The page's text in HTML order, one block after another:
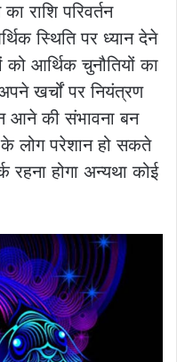
राशि परिवर्तन
स्थिति पर ध्यान देने
आर्थिक चुनौतियों का
खर्चों पर नियंत्रण
आने की संभावना बन
लोग परेशान हो सकते
होगा अन्यथा कोई